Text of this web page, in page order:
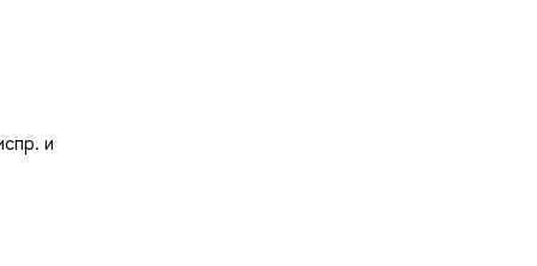
и